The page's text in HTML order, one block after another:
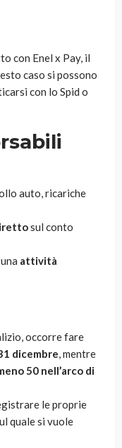
con Enel x Pay, il
caso si possono
con lo Spid o
auto, ricariche
sul conto
attività
occorre fare
dicembre, mentre
50 nell’arco di
le proprie
quale si vuole